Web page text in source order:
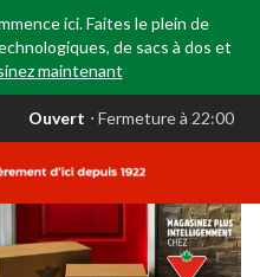
ici. Faites le plein de
de sacs à dos et
maintenant
votre
est
AB,
Ouvert,
Fermeture
Ouvert ⋅ Fermeture à 22:00